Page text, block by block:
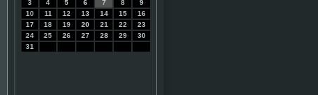
3
4 5 6 7 8
9
10
11 12 13 14 15
16
17
18 19 20 21 22
23
24
25 26 27 28 29
30
31